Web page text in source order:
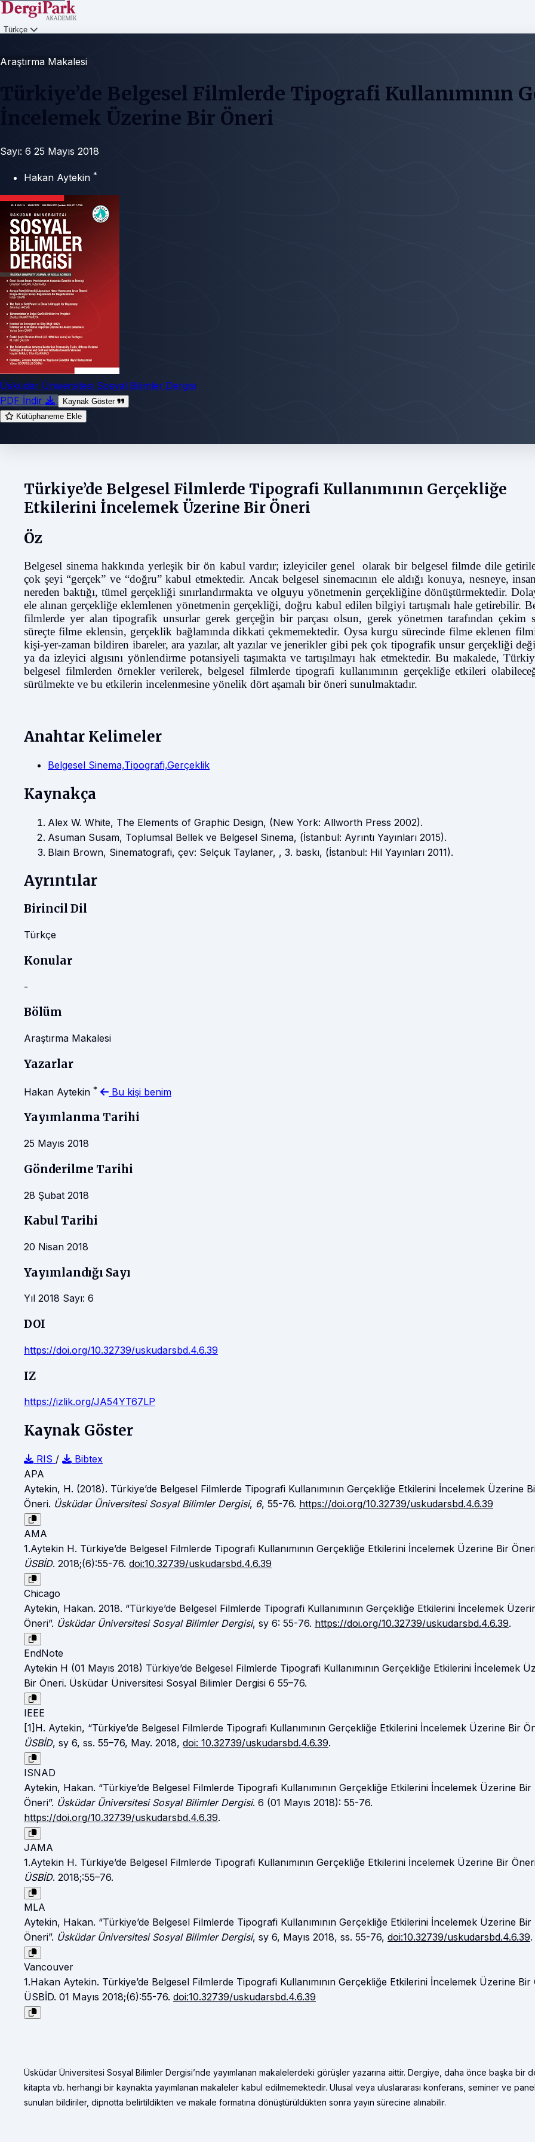
Türkçe
Araştırma Makalesi
Türkiye’de Belgesel Filmlerde Tipografi Kullanımının
İncelemek Üzerine Bir Öneri
Sayı: 6 25 Mayıs 2018
Hakan Aytekin *
Üsküdar Üniversitesi Sosyal Bilimler Dergisi
PDF İndir
Kaynak Göster
Kütüphaneme Ekle
Türkiye’de Belgesel Filmlerde Tipografi Kullanımının Gerçekliğe
Etkilerini İncelemek Üzerine Bir Öneri
Öz
Belgesel sinema hakkında yerleşik bir ön kabul vardır; izleyiciler genel
olarak bir belgesel filmde dile
çok şeyi “gerçek” ve “doğru” kabul etmektedir. Ancak belgesel sinemacının ele aldığı konuya, nesneye,
nereden baktığı, tümel gerçekliği sınırlandırmakta ve olguyu yönetmenin gerçekliğine dönüştürmektedir.
ele alınan gerçekliğe eklemlenen yönetmenin gerçekliği, doğru kabul edilen bilgiyi tartışmalı hale getirebilir.
filmlerde yer alan tipografik unsurlar gerek gerçeğin bir parçası olsun, gerek yönetmen tarafından çekim
süreçte filme eklensin, gerçeklik bağlamında dikkati çekmemektedir. Oysa kurgu sürecinde filme eklenen
kişi-yer-zaman bildiren ibareler, ara yazılar, alt yazılar ve jenerikler gibi pek çok tipografik unsur gerçekliği
ya da izleyici algısını yönlendirme potansiyeli taşımakta ve tartışılmayı hak etmektedir. Bu makalede,
belgesel filmlerden örnekler verilerek, belgesel filmlerde tipografi kullanımının gerçekliğe etkileri
sürülmekte ve bu etkilerin incelenmesine yönelik dört aşamalı bir öneri sunulmaktadır.
Anahtar Kelimeler
Belgesel Sinema,Tipografi,Gerçeklik
Kaynakça
Alex W. White, The Elements of Graphic Design, (New York: Allworth Press 2002).
Asuman Susam, Toplumsal Bellek ve Belgesel Sinema, (İstanbul: Ayrıntı Yayınları 2015).
Blain Brown, Sinematografi, çev: Selçuk Taylaner, , 3. baskı, (İstanbul: Hil Yayınları 2011).
Ayrıntılar
Birincil Dil
Türkçe
Konular
-
Bölüm
Araştırma Makalesi
Yazarlar
Hakan Aytekin * Bu kişi benim
Yayımlanma Tarihi
25 Mayıs 2018
Gönderilme Tarihi
28 Şubat 2018
Kabul Tarihi
20 Nisan 2018
Yayımlandığı Sayı
Yıl 2018 Sayı: 6
DOI
https://doi.org/10.32739/uskudarsbd.4.6.39
IZ
https://izlik.org/JA54YT67LP
Kaynak Göster
RIS /
Bibtex
APA
Aytekin, H. (2018). Türkiye’de Belgesel Filmlerde Tipografi Kullanımının Gerçekliğe Etkilerini İncelemek Üzerine
Öneri. Üsküdar Üniversitesi Sosyal Bilimler Dergisi, 6, 55-76. https://doi.org/10.32739/uskudarsbd.4.6.39
AMA
1.Aytekin H. Türkiye’de Belgesel Filmlerde Tipografi Kullanımının Gerçekliğe Etkilerini İncelemek Üzerine Bir
ÜSBİD. 2018;(6):55-76. doi:10.32739/uskudarsbd.4.6.39
Chicago
Aytekin, Hakan. 2018. “Türkiye’de Belgesel Filmlerde Tipografi Kullanımının Gerçekliğe Etkilerini İncelemek
Öneri”. Üsküdar Üniversitesi Sosyal Bilimler Dergisi, sy 6: 55-76. https://doi.org/10.32739/uskudarsbd.4.6.39.
EndNote
Aytekin H (01 Mayıs 2018) Türkiye’de Belgesel Filmlerde Tipografi Kullanımının Gerçekliğe Etkilerini İncelemek
Bir Öneri. Üsküdar Üniversitesi Sosyal Bilimler Dergisi 6 55–76.
IEEE
[1]H. Aytekin, “Türkiye’de Belgesel Filmlerde Tipografi Kullanımının Gerçekliğe Etkilerini İncelemek Üzerine Bir
ÜSBİD, sy 6, ss. 55–76, May. 2018, doi: 10.32739/uskudarsbd.4.6.39.
ISNAD
Aytekin, Hakan. “Türkiye’de Belgesel Filmlerde Tipografi Kullanımının Gerçekliğe Etkilerini İncelemek Üzerine Bir
Öneri”. Üsküdar Üniversitesi Sosyal Bilimler Dergisi. 6 (01 Mayıs 2018): 55-76.
https://doi.org/10.32739/uskudarsbd.4.6.39.
JAMA
1.Aytekin H. Türkiye’de Belgesel Filmlerde Tipografi Kullanımının Gerçekliğe Etkilerini İncelemek Üzerine Bir
ÜSBİD. 2018;:55–76.
MLA
Aytekin, Hakan. “Türkiye’de Belgesel Filmlerde Tipografi Kullanımının Gerçekliğe Etkilerini İncelemek Üzerine Bir
Öneri”. Üsküdar Üniversitesi Sosyal Bilimler Dergisi, sy 6, Mayıs 2018, ss. 55-76, doi:10.32739/uskudarsbd.4.6.39.
Vancouver
1.Hakan Aytekin. Türkiye’de Belgesel Filmlerde Tipografi Kullanımının Gerçekliğe Etkilerini İncelemek Üzerine Bir
ÜSBİD. 01 Mayıs 2018;(6):55-76. doi:10.32739/uskudarsbd.4.6.39
Üsküdar Üniversitesi Sosyal Bilimler Dergisi’nde yayımlanan makalelerdeki görüşler yazarına aittir. Dergiye, daha önce başka bir
kitapta vb. herhangi bir kaynakta yayımlanan makaleler kabul edilmemektedir. Ulusal veya uluslararası konferans, seminer ve
sunulan bildiriler, dipnotta belirtildikten ve makale formatına dönüştürüldükten sonra yayın sürecine alınabilir.